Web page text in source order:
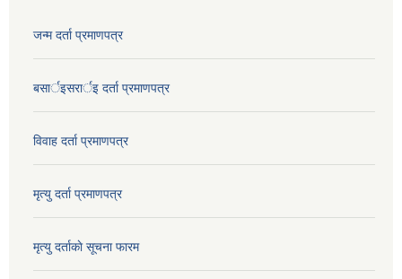
जन्म दर्ता प्रमाणपत्र
बसार्इसरार्इ दर्ता प्रमाणपत्र
विवाह दर्ता प्रमाणपत्र
मृत्यु दर्ता प्रमाणपत्र
मृत्यु दर्ताकाे सूचना फारम